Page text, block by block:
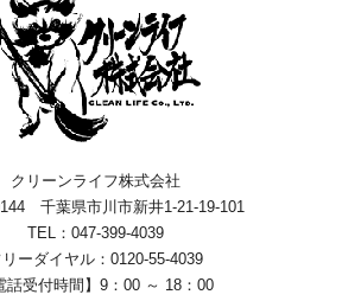
クリーンライフ株式会社
千葉県市川市新井1-21-19-101
TEL：047-399-4039
リーダイヤル：0120-55-4039
話受付時間】9：00 ～ 18：00